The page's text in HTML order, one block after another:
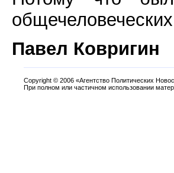
Павел Ковригин
Copyright © 2006 «Агентство Политических
При полном или частичном использовании